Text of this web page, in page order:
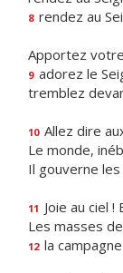
8 rendez au
Apportez
9 adorez le
tremblez
10 Allez dire
Le monde,
Il gouverne
11 Joie au ciel !
Les masses
12 la